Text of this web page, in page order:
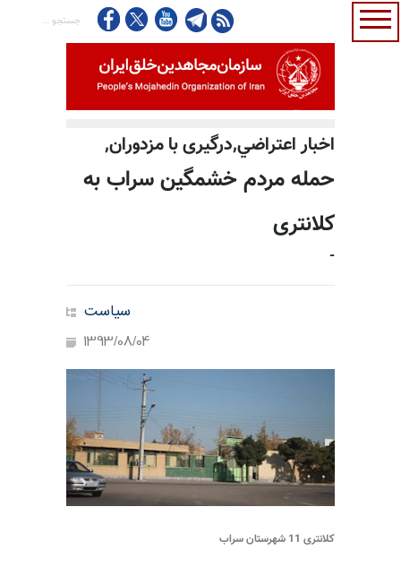
اخبار اعتراضي,درگیری با مزدوران,
حمله مردم خشمگین سراب به
کلانتری
-
سیاست
1393/08/04
کلانتری 11 شهرستان سراب